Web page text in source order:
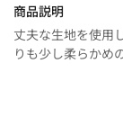
商品説明
丈夫な生地を使用
りも少し柔らかめ